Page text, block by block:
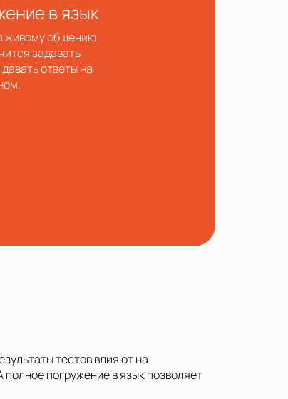
в язык
живому общению
задавать
ответы на
тестов влияют на
погружение в язык позволяет